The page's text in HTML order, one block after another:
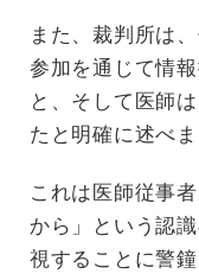
また、裁判所は
参加を通じて情
と、そして医師
たと明確に述べま
これは医師従事
から」という認
視することに警